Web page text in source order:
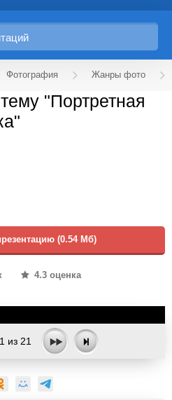
Фотография Жанры фото
"Портретная
(0.54 Мб)
4.3 оценка
1 из 21